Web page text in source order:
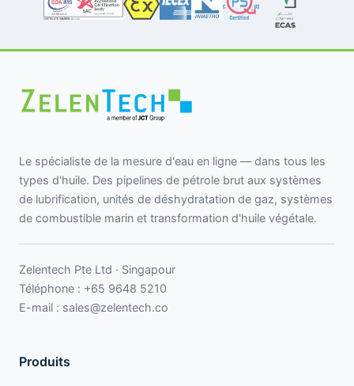
Le spécialiste de la mesure d'eau en ligne — dans tous les
types d'huile. Des pipelines de pétrole brut aux systèmes
de lubrification, unités de déshydratation de gaz, systèmes
de combustible marin et transformation d'huile végétale.
Zelentech Pte Ltd · Singapour
Téléphone : +65 9648 5210
E-mail : sales@zelentech.co
Produits